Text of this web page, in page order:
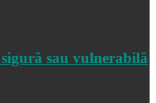
sau vulnerabilă